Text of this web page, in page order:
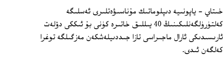
خىتاي - ياپونىيە دىپلوماتىك مۇناسىۋەتلىرى ئەسلىگە
كەلتۈرۈلگەنلىكىنىڭ 40 يىللىق خاتىرە كۈنى بۇ ئىككى دۆلەت
ئارىسىدىكى ئارال ماجىراسى تازا جىددىيلەشكەن مەزگىلگە توغرا
كەلگەن ئىدى.